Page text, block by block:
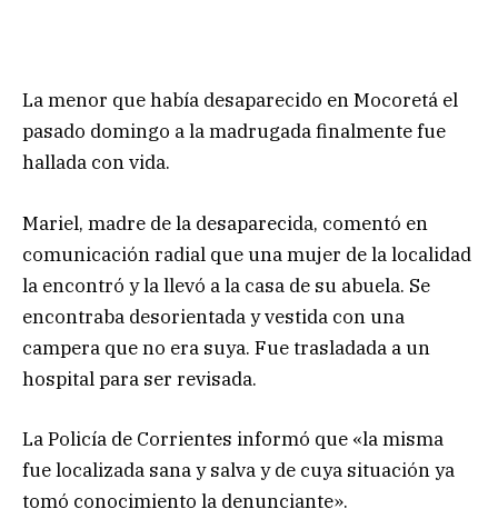
La menor que había desaparecido en Mocoretá el
pasado domingo a la madrugada finalmente fue
hallada con vida.
Mariel, madre de la desaparecida, comentó en
comunicación radial que una mujer de la localidad
la encontró y la llevó a la casa de su abuela. Se
encontraba desorientada y vestida con una
campera que no era suya. Fue trasladada a un
hospital para ser revisada.
La Policía de Corrientes informó que «la misma
fue localizada sana y salva y de cuya situación ya
tomó conocimiento la denunciante».